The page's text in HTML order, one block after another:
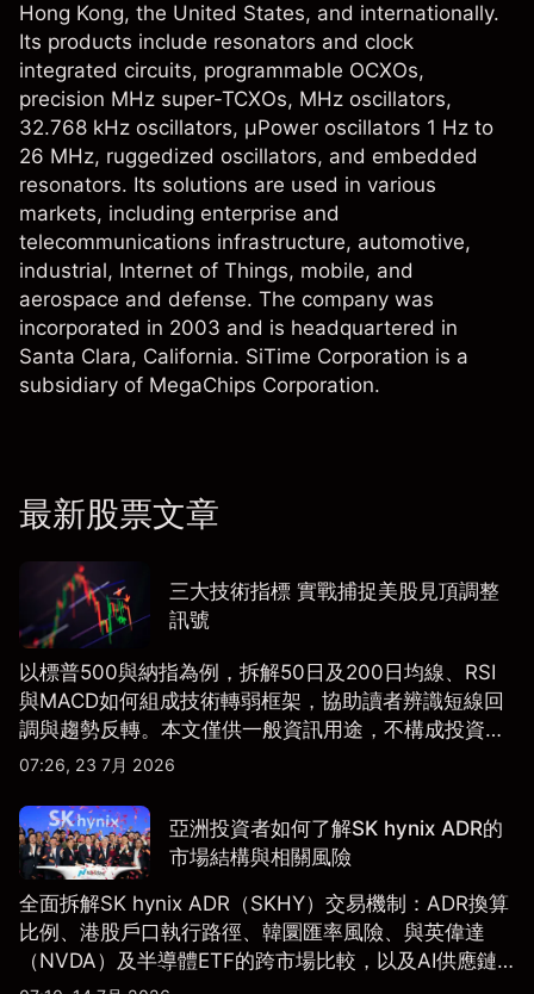
Hong Kong, the United States, and internationally.
Its products include resonators and clock
integrated circuits, programmable OCXOs,
precision MHz super-TCXOs, MHz oscillators,
32.768 kHz oscillators, µPower oscillators 1 Hz to
26 MHz, ruggedized oscillators, and embedded
resonators. Its solutions are used in various
markets, including enterprise and
telecommunications infrastructure, automotive,
industrial, Internet of Things, mobile, and
aerospace and defense. The company was
incorporated in 2003 and is headquartered in
Santa Clara, California. SiTime Corporation is a
subsidiary of MegaChips Corporation.
最新股票文章
三大技術指標 實戰捕捉美股見頂調整
訊號
以標普500與納指為例，拆解50日及200日均線、RSI
與MACD如何組成技術轉弱框架，協助讀者辨識短線回
調與趨勢反轉。本文僅供一般資訊用途，不構成投資研
究、投資建議或任何交易推薦。
07:26, 23 7月 2026
亞洲投資者如何了解SK hynix ADR的
市場結構與相關風險
全面拆解SK hynix ADR（SKHY）交易機制：ADR換算
比例、港股戶口執行路徑、韓圜匯率風險、與英偉達
（NVDA）及半導體ETF的跨市場比較，以及AI供應鏈
配置框架，適合香港及亞洲投資者參考。